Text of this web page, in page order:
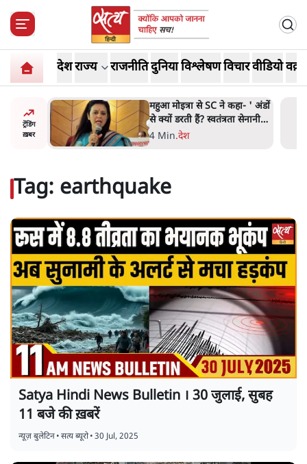
देशराज्य राजनीतिदुनियाविश्लेषणविचारवीडियो
ट्रेंडिंग
ख़बर
' अंडों
सेनानी
झारखंड में छात्र नेताओं और
सरकार की बातचीत बेनतीजा,
आंदोलन जारी
5 Min.देश
Tag: earthquake
Satya Hindi News Bulletin । 30 जुलाई, सुबह
11 बजे की ख़बरें
न्यूज़ बुलेटिन•सत्य ब्यूरो•30 Jul, 2025